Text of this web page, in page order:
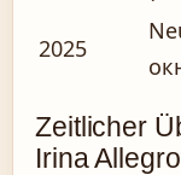
2025
Zeitlicher
Irina